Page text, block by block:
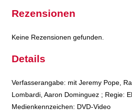
Rezensionen
Keine Rezensionen gefunden.
Details
Suche nach diesem Verfasser
Verfasserangabe: mit Jeremy Pope,
Lombardi, Aaron Dominguez ; Regie:
Medienkennzeichen: DVD-Video